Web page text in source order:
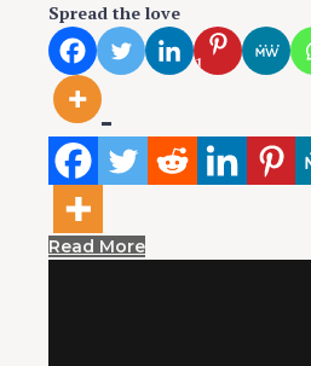
Spread the love
1
Read More